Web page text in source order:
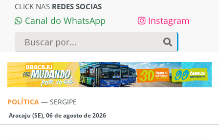
CLICK NAS REDES SOCIAS
Canal do WhatsApp Instagram
POLÍTICA — SERGIPE
Aracaju (SE), 06 de agosto de 2026